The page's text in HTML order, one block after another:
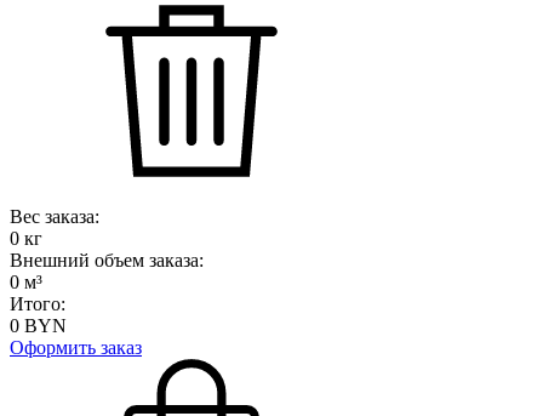
Вес заказа:
0 кг
Внешний объем заказа:
0 м³
Итого:
0 BYN
Оформить заказ